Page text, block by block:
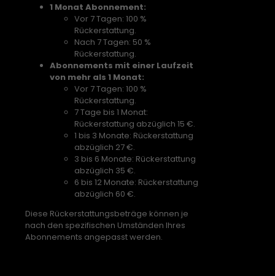
1 Monat Abonnement:
Vor 7 Tagen: 100 %
Rückerstattung.
Nach 7 Tagen: 50 %
Rückerstattung.
Abonnements mit einer Laufzeit
von mehr als 1 Monat:
Vor 7 Tagen: 100 %
Rückerstattung.
7 Tage bis 1 Monat:
Rückerstattung abzüglich 15 €.
1 bis 3 Monate: Rückerstattung
abzüglich 27 €.
3 bis 6 Monate: Rückerstattung
abzüglich 35 €.
6 bis 12 Monate: Rückerstattung
abzüglich 60 €.
Diese Rückerstattungsbeträge können je
nach den spezifischen Umständen Ihres
Abonnements angepasst werden.